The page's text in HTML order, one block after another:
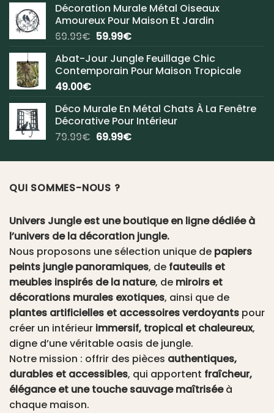
Décoration Murale Métal Oiseaux
Amoureux Pour Maison Et Jardin
69.99€ Le
initial
était :
59.99€Le
actuel
est :
Abat-Jour Jungle Feuillage Chic
Contemporain Pour Maison Tropicale
49.00€
Déco Murale En Métal Chats À La Fenêtre
Décorative Pour Intérieur
79.99€ Le
initial
79.99€.
69.99€Le
actuel
QUI SOMMES-NOUS ?
Univers Jungle est une boutique en ligne dédiée à
l’univers de la décoration jungle.
Nous proposons une sélection unique de papiers
peints jungle panoramiques, de fauteuils et
meubles inspirés de la nature, de miroirs et
décorations murales exotiques, ainsi que de
plantes artificielles et accessoires verdoyants pour
créer un intérieur immersif, tropical et chaleureux,
digne d’une véritable oasis de jungle.
Notre mission : offrir des pièces authentiques,
durables et accessibles, qui apportent fraîcheur,
élégance et une touche sauvage maîtriséeà
chaque maison.